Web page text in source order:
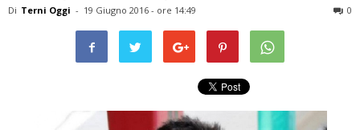
Di Terni Oggi - 19 Giugno 2016 - ore 14:49 0